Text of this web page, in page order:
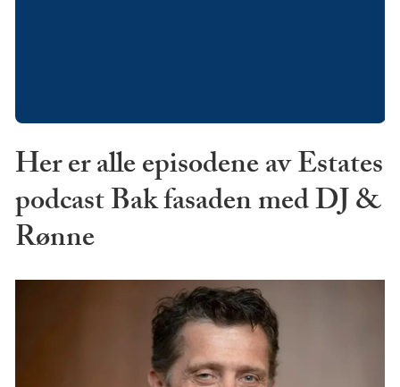
Her er alle episodene av Estates
podcast Bak fasaden med DJ &
Rønne